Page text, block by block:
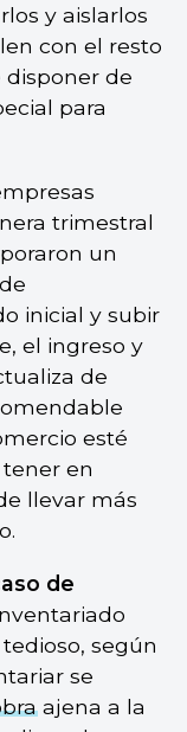
y aislarlos
con el resto
disponer de
para
trimestral
un
inicial y subir
el ingreso y
de
esté
en
llevar más
de
según
se
ajena a la